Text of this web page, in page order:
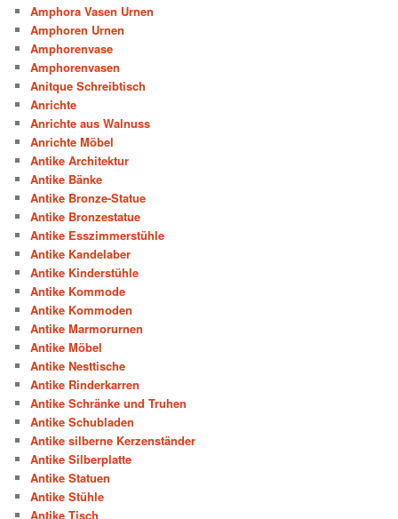
Amphora Vasen Urnen
Amphoren Urnen
Amphorenvase
Amphorenvasen
Anitque Schreibtisch
Anrichte
Anrichte aus Walnuss
Anrichte Möbel
Antike Architektur
Antike Bänke
Antike Bronze-Statue
Antike Bronzestatue
Antike Esszimmerstühle
Antike Kandelaber
Antike Kinderstühle
Antike Kommode
Antike Kommoden
Antike Marmorurnen
Antike Möbel
Antike Nesttische
Antike Rinderkarren
Antike Schränke und Truhen
Antike Schubladen
Antike silberne Kerzenständer
Antike Silberplatte
Antike Statuen
Antike Stühle
Antike Tisch